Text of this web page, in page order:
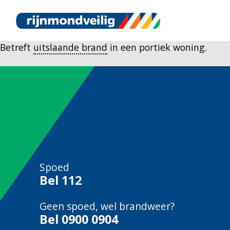
Betreft uitslaande brand in een portiek woning.
Spoed
Bel 112
Geen spoed, wel brandweer?
Bel 0900 0904